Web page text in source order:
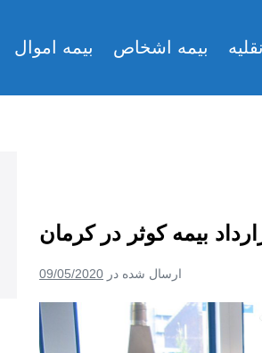
بیمه اشخاص بیمه اموال
بیمه کوثر در کرمان
ارسال شده در 09/05/2020